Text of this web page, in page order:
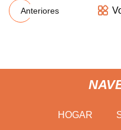
Anteriores
HOGAR